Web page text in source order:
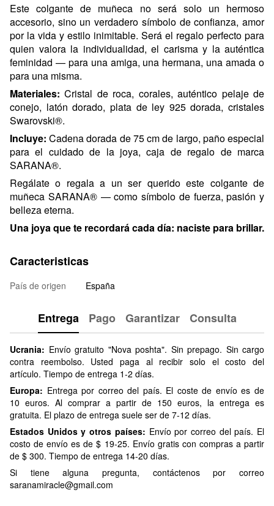
Este colgante de muñeca no será solo un hermoso
accesorio, sino un verdadero símbolo de confianza, amor
por la vida y estilo inimitable. Será el regalo perfecto para
quien valora la individualidad, el carisma y la auténtica
feminidad — para una amiga, una hermana, una amada o
para una misma.
Materiales:Cristal de roca, corales, auténtico pelaje de
conejo, latón dorado, plata de ley 925 dorada, cristales
Swarovski®.
Incluye:Cadena dorada de 75 cm de largo, paño especial
para el cuidado de la joya, caja de regalo de marca
SARANA®.
Regálate o regala a un ser querido este colgante de
muñeca SARANA® — como símbolo de fuerza, pasión y
belleza eterna.
Una joya que te recordará cada día: naciste para brillar.
Caracteristicas
País de origen España
Entrega Pago Garantizar Consulta
Ucrania: Envío gratuito "Nova poshta". Sin prepago. Sin cargo
contra reembolso. Usted paga al recibir solo el costo del
artículo. Tiempo de entrega 1-2 días.
Europa: Entrega por correo del país. El coste de envío es de
10 euros. Al comprar a partir de 150 euros, la entrega es
gratuita. El plazo de entrega suele ser de 7-12 días.
Estados Unidos y otros países: Envío por correo del país. El
costo de envío es de $ 19-25. Envío gratis con compras a partir
de $ 300. Tiempo de entrega 14-20 días.
Si tiene alguna pregunta, contáctenos por correo
saranamiracle@gmail.com